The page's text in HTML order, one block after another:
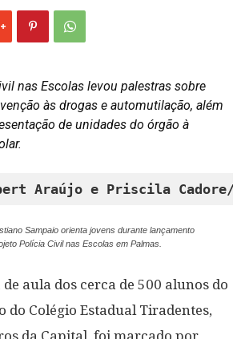
nas Escolas levou palestras sobre
às drogas e automutilação, além
de unidades do órgão à
Araújo e Priscila Cadore/
Sampaio orienta jovens durante lançamento
Polícia Civil nas Escolas em Palmas.
aula dos cerca de 500 alunos do
Colégio Estadual Tiradentes,
da Capital, foi marcado por